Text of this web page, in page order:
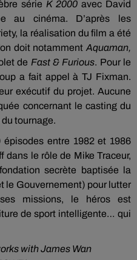
série K 2000 avec David
au cinéma. D’après les
la réalisation du film a été
doit notamment Aquaman,
de Fast & Furious. Pour le
a fait appel à TJ Fixman.
exécutif du projet. Aucune
concernant le casting du
tournage.
épisodes entre 1982 et 1986
dans le rôle de Mike Traceur,
secrète baptisée la
le Gouvernement) pour lutter
missions, le héros est
de sport intelligente… qui
with James Wan